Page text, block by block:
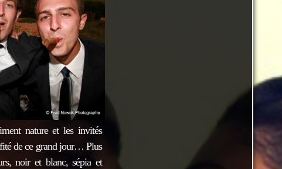
nature et les invités
de ce grand jour… Plus
noir et blanc, sépia et